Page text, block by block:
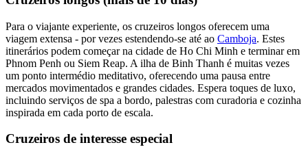
Para o viajante experiente, os cruzeiros longos oferecem uma
viagem extensa - por vezes estendendo-se até ao Camboja. Estes
itinerários podem começar na cidade de Ho Chi Minh e terminar em
Phnom Penh ou Siem Reap. A ilha de Binh Thanh é muitas vezes
um ponto intermédio meditativo, oferecendo uma pausa entre
mercados movimentados e grandes cidades. Espera toques de luxo,
incluindo serviços de spa a bordo, palestras com curadoria e cozinha
inspirada em cada porto de escala.
Cruzeiros de interesse especial